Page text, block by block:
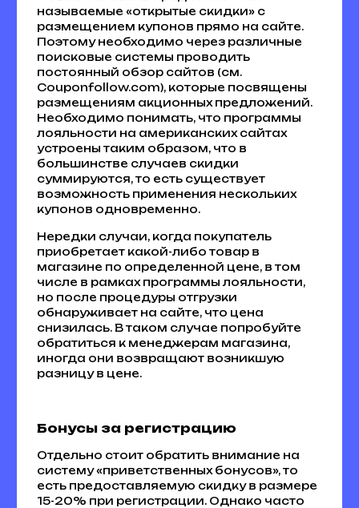
называемые «открытые скидки» с
размещением купонов прямо на сайте.
Поэтому необходимо через различные
поисковые системы проводить
постоянный обзор сайтов (см.
Couponfollow.com), которые посвящены
размещениям акционных предложений.
Необходимо понимать, что программы
лояльности на американских сайтах
устроены таким образом, что в
большинстве случаев скидки
суммируются, то есть существует
возможность применения нескольких
купонов одновременно.
Нередки случаи, когда покупатель
приобретает какой-либо товар в
магазине по определенной цене, в том
числе в рамках программы лояльности,
но после процедуры отгрузки
обнаруживает на сайте, что цена
снизилась. В таком случае попробуйте
обратиться к менеджерам магазина,
иногда они возвращают возникшую
разницу в цене.
Бонусы за регистрацию
Отдельно стоит обратить внимание на
систему «приветственных бонусов», то
есть предоставляемую скидку в размере
15-20% при регистрации. Однако часто